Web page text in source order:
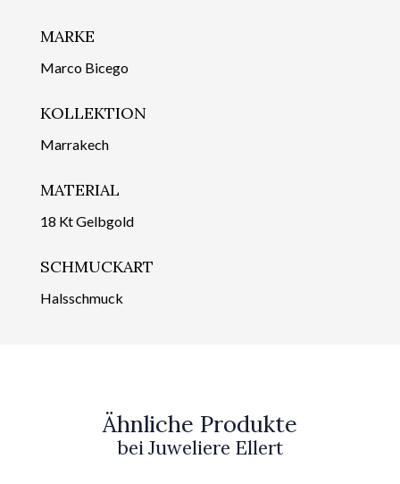
MARKE
Marco Bicego
KOLLEKTION
Marrakech
MATERIAL
18 Kt Gelbgold
SCHMUCKART
Halsschmuck
Ähnliche Produkte
bei Juweliere Ellert